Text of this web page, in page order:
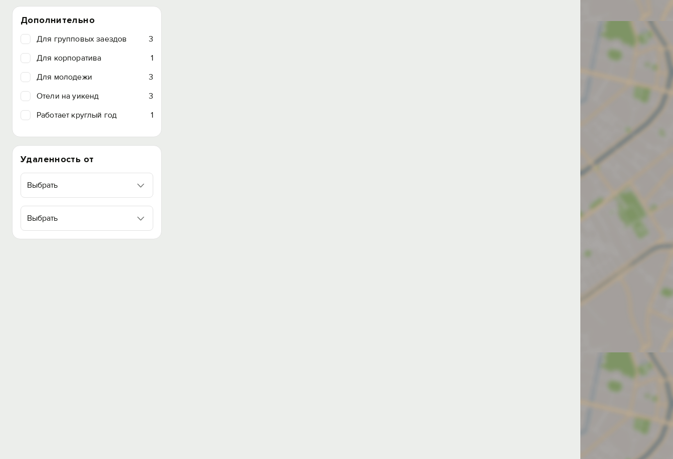
Дополнительно
Для групповых заездов
3
Для корпоратива
1
Для молодежи
3
Отели на уикенд
3
Работает круглый год
1
Удаленность от
Выбрать
Выбрать